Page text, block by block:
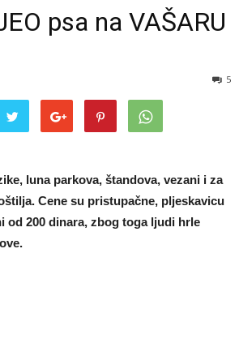
psa na VAŠARU
5
luna parkova, štandova, vezani i za
Cene su pristupačne, pljeskavicu
od 200 dinara, zbog toga ljudi hrle